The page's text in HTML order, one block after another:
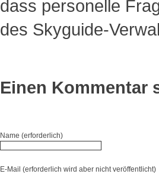
dass personelle
des Skyguide-
Einen Kommentar
Name (erforderlich)
E-Mail (erforderlich wird aber nicht veröffentlicht)